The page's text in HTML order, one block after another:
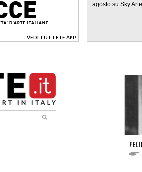
VEDI TUTTE LE APP
>
agosto su Sky Arte